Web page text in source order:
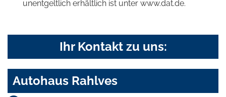
unentgeltlich erhältlich ist unter www.dat.de.
Ihr Kontakt zu uns:
Autohaus Rahlves